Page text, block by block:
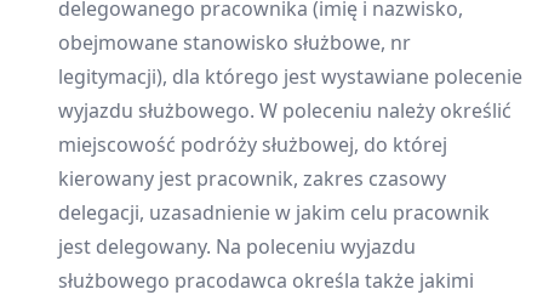
delegowanego pracownika (imię i nazwisko,
obejmowane stanowisko służbowe, nr
legitymacji), dla którego jest wystawiane polecenie
wyjazdu służbowego. W poleceniu należy określić
miejscowość podróży służbowej, do której
kierowany jest pracownik, zakres czasowy
delegacji, uzasadnienie w jakim celu pracownik
jest delegowany. Na poleceniu wyjazdu
służbowego pracodawca określa także jakimi